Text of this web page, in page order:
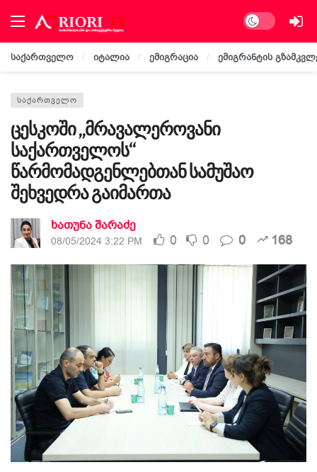
Dark mode
საქართველო იტალია ემიგრაცია ემიგრანტის
ᲡᲐᲥᲐᲠᲗᲕᲔᲚᲝ
ცესკოში „მრავალეროვანი
საქართველოს“
წარმომადგენლებთან სამუშაო
შეხვედრა გაიმართა
ხათუნა შარაძე
08/05/2024 3:22 PM 0 0 0 168